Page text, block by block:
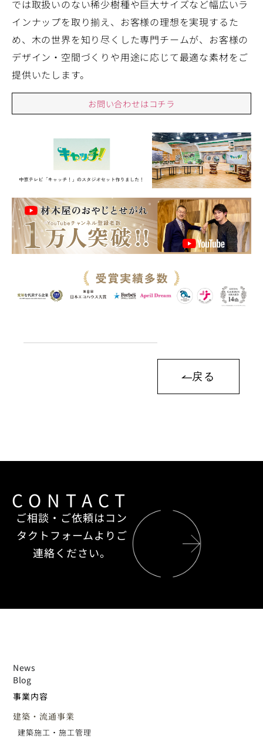
では取扱いのない稀少樹種や巨大サイズなど幅広いラ
インナップを取り揃え、お客様の理想を実現するた
め、木の世界を知り尽くした専門チームが、お客様の
デザイン・空間づくりや用途に応じて最適な素材をご
提供いたします。
お問い合わせはコチラ
戻る
CONTACT
ご相談・ご依頼はコン
タクトフォームよりご
連絡ください。
News
Blog
事業内容
建築・流通事業
建築施工・施工管理